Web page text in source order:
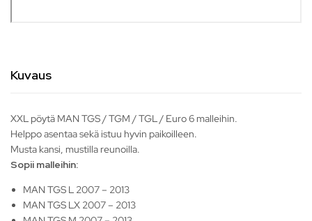
Kuvaus
XXL pöytä MAN TGS / TGM / TGL / Euro 6 malleihin.
Helppo asentaa sekä istuu hyvin paikoilleen.
Musta kansi, mustilla reunoilla.
Sopii malleihin:
MAN TGS L 2007 – 2013
MAN TGS LX 2007 – 2013